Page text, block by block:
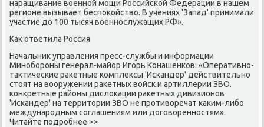
наращивание военной мощи Российской Федерации в нашем
регионе вызывает беспокойство. В учениях 'Запад' принимали
участие до 100 тысяч военнослужащих РФ».
Как ответила Россия
Начальник управления пресс-службы и информации
Минобороны генерал-майор Игорь Конашенков: «Оперативно-
тактические ракетные комплексы 'Искандер' действительно
стоят на вооружении ракетных войск и артиллерии ЗВО.
конкретные районы дислокации ракетных дивизионов
'Искандер' на территории ЗВО не противоречат каким-либо
международным соглашениям или договоренностям».
Читайте подробнее >>